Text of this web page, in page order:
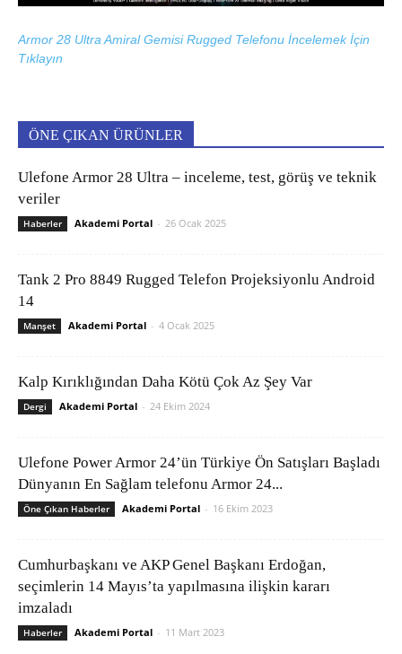
Armor 28 Ultra Amiral Gemisi Rugged Telefonu İncelemek İçin
Tıklayın
ÖNE ÇIKAN ÜRÜNLER
Ulefone Armor 28 Ultra – inceleme, test, görüş ve teknik
veriler
Haberler Akademi Portal - 26 Ocak 2025
Tank 2 Pro 8849 Rugged Telefon Projeksiyonlu Android
14
Manşet Akademi Portal - 4 Ocak 2025
Kalp Kırıklığından Daha Kötü Çok Az Şey Var
Dergi Akademi Portal - 24 Ekim 2024
Ulefone Power Armor 24’ün Türkiye Ön Satışları Başladı
Dünyanın En Sağlam telefonu Armor 24...
Öne Çıkan Haberler Akademi Portal - 16 Ekim 2023
Cumhurbaşkanı ve AKP Genel Başkanı Erdoğan,
seçimlerin 14 Mayıs’ta yapılmasına ilişkin kararı
imzaladı
Haberler Akademi Portal - 11 Mart 2023